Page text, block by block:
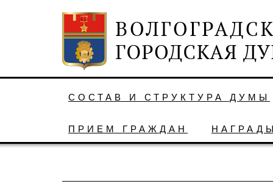
СОСТАВ И СТРУКТУРА ДУМЫ
ПРИЕМ ГРАЖДАН НАГРАДЫ